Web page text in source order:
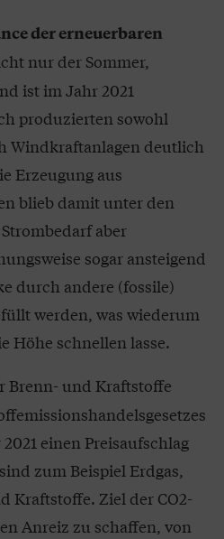
der erneuerbaren
nur der Sommer,
ist im Jahr 2021
produzierten sowohl
Windkraftanlagen deutlich
Erzeugung aus
blieb damit unter den
aber
sogar ansteigend
durch andere (fossile)
werden, was wiederum
Höhe schnellen lasse.
Brenn- und Kraftstoffe
einen Preisaufschlag
zum Beispiel Erdgas,
Kraftstoffe. Ziel der CO2-
Anreiz zu schaffen, von